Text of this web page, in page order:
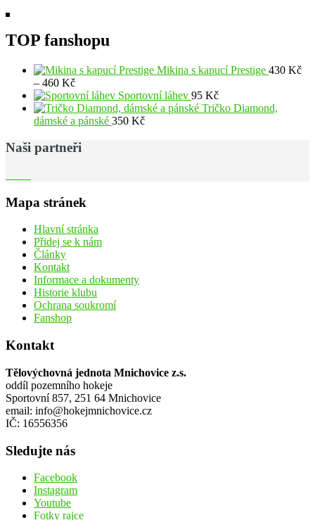
TOP fanshopu
Mikina s kapucí Prestige 430 Kč
– 460 KčRozpětí
cen:
430 Kč
až
Sportovní láhev 95 Kč
Tričko Diamond,
dámské a pánské 350 Kč
Naši partneři
Mapa stránek
Hlavní stránka
Přidej se k nám
Články
Kontakt
Informace a dokumenty
Historie klubu
Ochrana soukromí
Fanshop
Kontakt
Tělovýchovná jednota Mnichovice z.s.
oddíl pozemního hokeje
Sportovní 857, 251 64 Mnichovice
email: info@hokejmnichovice.cz
IČ: 16556356
Sledujte nás
Facebook
Instagram
Youtube
Fotky rajce